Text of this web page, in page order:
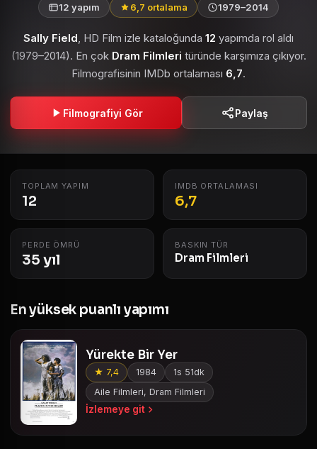
12 yapım 6,7 ortalama 1979–2014
Sally Field, HD Film izle kataloğunda 12 yapımda rol aldı
(1979–2014). En çok Dram Filmleri türünde karşımıza çıkıyor.
Filmografisinin IMDb ortalaması 6,7.
Filmografiyi Gör Paylaş
TOPLAM YAPIM
12
IMDB ORTALAMASI
6,7
PERDE ÖMRÜ
35 yıl
BASKIN TÜR
Dram Filmleri
En yüksek puanlı yapımı
Yürekte Bir Yer
★ 7,4 1984
1s 51dk
Aile Filmleri, Dram Filmleri
İzlemeye git